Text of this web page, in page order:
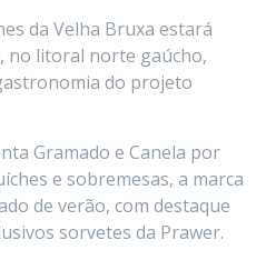
da Velha Bruxa estará
no litoral norte gaúcho,
do projeto
Gramado e Canela por
e sobremesas, a marca
de verão, com destaque
sorvetes da Prawer.